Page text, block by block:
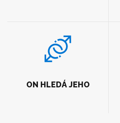
ON HLEDÁ JEHO